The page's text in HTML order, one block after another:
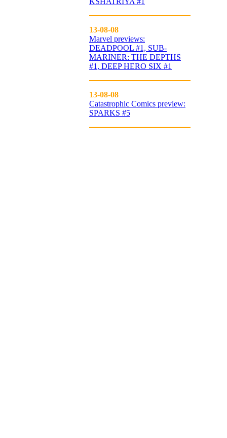
13-08-08
Marvel previews:
DEADPOOL #1, SUB-
MARINER: THE DEPTHS
#1, DEEP HERO SIX #1
13-08-08
Catastrophic Comics preview:
SPARKS #5